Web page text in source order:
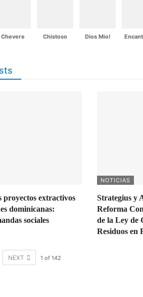
Chevere Chistoso Dios Mio!
proyectos extractivos
dominicanas:
sociales
NOTICIAS
Strategius y
Reforma
de la Ley de
Residuos en
NEXT 1 of 142